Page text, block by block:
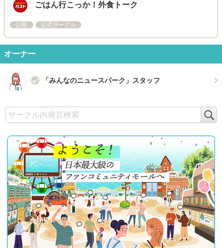
ごはん行こっか！外食トーク
公開 公式サークル
オーナー
「みんなのニュースパーク」スタッフ